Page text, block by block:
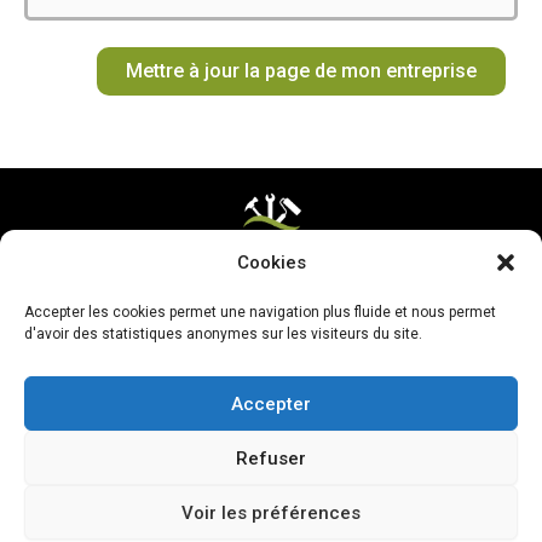
Cookies
Accepter les cookies permet une navigation plus fluide et nous permet
d'avoir des statistiques anonymes sur les visiteurs du site.
Accepter
Refuser
Voir les préférences
o
o
k
g
r
a
k
b
e
t
t
e
r
e
s
Mettre à jour la page de mon entreprise
Mettre ma page à jour